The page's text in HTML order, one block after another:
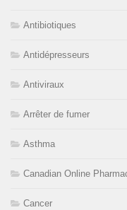
Antibiotiques
Antidépresseurs
Antiviraux
Arrêter de fumer
Asthma
Canadian Online
Cancer